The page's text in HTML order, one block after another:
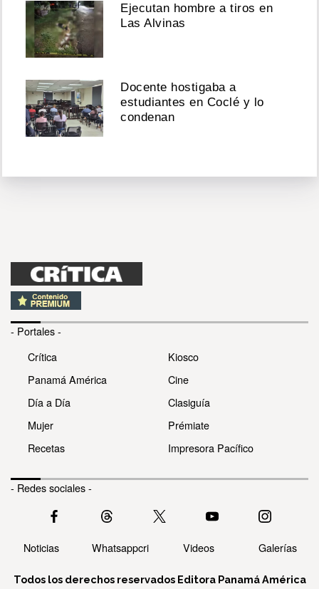
Ejecutan hombre a tiros en
Las Alvinas
Docente hostigaba a
estudiantes en Coclé y lo
condenan
- Portales -
Crítica
Panamá América
Día a Día
Mujer
Recetas
Kiosco
Cine
Clasiguía
Prémiate
Impresora Pacífico
- Redes sociales -
Noticias Whatsappcri Videos Galerías
Todos los derechos reservados Editora Panamá América